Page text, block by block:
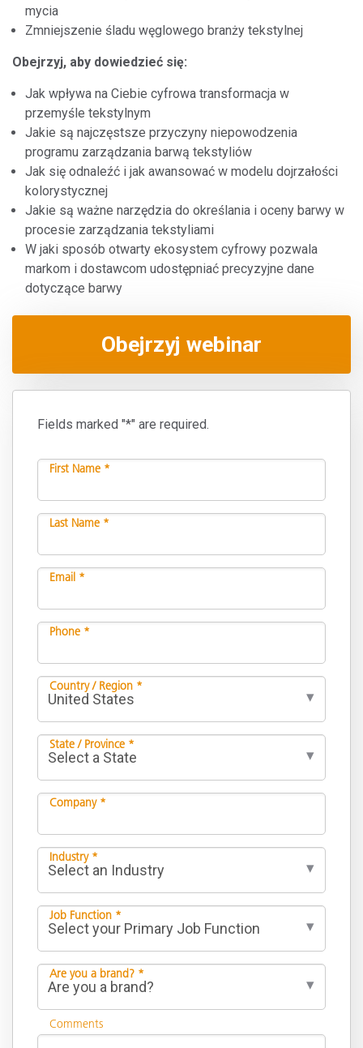
mycia
Zmniejszenie śladu węglowego branży tekstylnej
Obejrzyj, aby dowiedzieć się:
Jak wpływa na Ciebie cyfrowa transformacja w
przemyśle tekstylnym
Jakie są najczęstsze przyczyny niepowodzenia
programu zarządzania barwą tekstyliów
Jak się odnaleźć i jak awansować w modelu dojrzałości
kolorystycznej
Jakie są ważne narzędzia do określania i oceny barwy w
procesie zarządzania tekstyliami
W jaki sposób otwarty ekosystem cyfrowy pozwala
markom i dostawcom udostępniać precyzyjne dane
dotyczące barwy
Obejrzyj webinar
Fields marked "*" are required.
First Name *
Last Name *
Email *
Phone *
Country / Region *
State / Province *
Company *
Industry *
Job Function *
Are you a brand? *
Comments